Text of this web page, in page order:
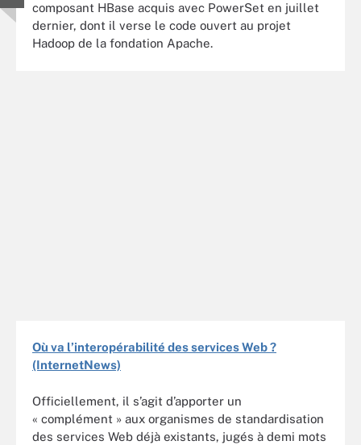
composant HBase acquis avec PowerSet en juillet
dernier, dont il verse le code ouvert au projet
Hadoop de la fondation Apache.
Où va l’interopérabilité des services Web ?
(InternetNews)
Officiellement, il s’agit d’apporter un
« complément » aux organismes de standardisation
des services Web déjà existants, jugés à demi mots